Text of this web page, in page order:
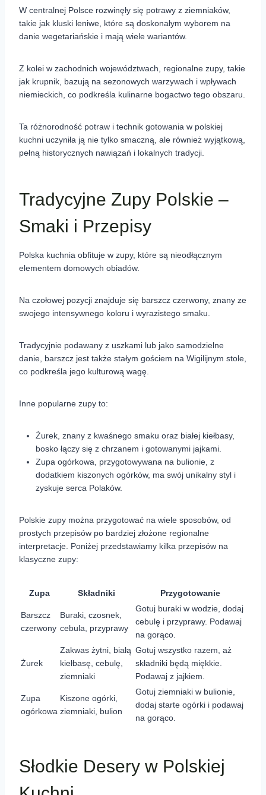
W centralnej Polsce rozwinęły się potrawy z ziemniaków,
takie jak kluski leniwe, które są doskonałym wyborem na
danie wegetariańskie i mają wiele wariantów.
Z kolei w zachodnich województwach, regionalne zupy, takie
jak krupnik, bazują na sezonowych warzywach i wpływach
niemieckich, co podkreśla kulinarne bogactwo tego obszaru.
Ta różnorodność potraw i technik gotowania w polskiej
kuchni uczyniła ją nie tylko smaczną, ale również wyjątkową,
pełną historycznych nawiązań i lokalnych tradycji.
Tradycyjne Zupy Polskie –
Smaki i Przepisy
Polska kuchnia obfituje w zupy, które są nieodłącznym
elementem domowych obiadów.
Na czołowej pozycji znajduje się barszcz czerwony, znany ze
swojego intensywnego koloru i wyrazistego smaku.
Tradycyjnie podawany z uszkami lub jako samodzielne
danie, barszcz jest także stałym gościem na Wigilijnym stole,
co podkreśla jego kulturową wagę.
Inne popularne zupy to:
Żurek, znany z kwaśnego smaku oraz białej kiełbasy,
bosko łączy się z chrzanem i gotowanymi jajkami.
Zupa ogórkowa, przygotowywana na bulionie, z
dodatkiem kiszonych ogórków, ma swój unikalny styl i
zyskuje serca Polaków.
Polskie zupy można przygotować na wiele sposobów, od
prostych przepisów po bardziej złożone regionalne
interpretacje. Poniżej przedstawiamy kilka przepisów na
klasyczne zupy:
Zupa Składniki Przygotowanie
Barszcz
czerwony
Buraki, czosnek,
cebula, przyprawy
Gotuj buraki w wodzie, dodaj
cebulę i przyprawy. Podawaj
na gorąco.
Żurek
Zakwas żytni, białą
kiełbasę, cebulę,
ziemniaki
Gotuj wszystko razem, aż
składniki będą miękkie.
Podawaj z jajkiem.
Zupa
ogórkowa
Kiszone ogórki,
ziemniaki, bulion
Gotuj ziemniaki w bulionie,
dodaj starte ogórki i podawaj
na gorąco.
Słodkie Desery w Polskiej